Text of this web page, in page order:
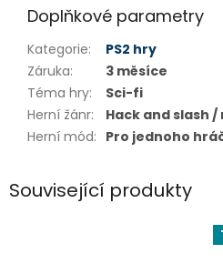
Doplňkové parametry
Kategorie:
PS2 hry
Záruka:
3 měsíce
Téma hry:
Sci-fi
Herní žánr:
Hack and slash
Herní mód: Pro jednoho
Související produkty